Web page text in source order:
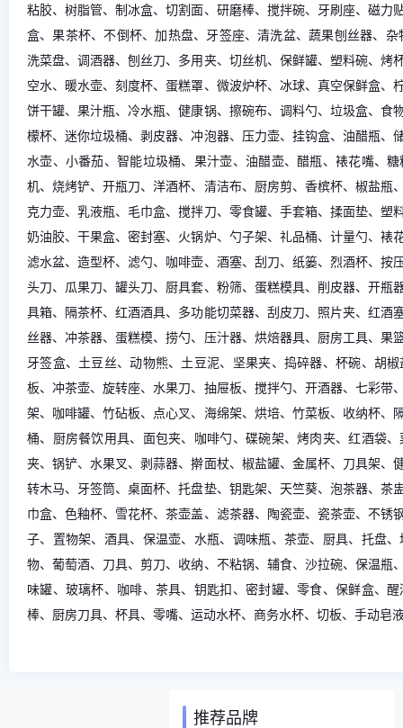
粘胶、树脂管、制冰盒、切割面、研磨棒、搅拌碗、牙刷座、磁
盒、果茶杯、不倒杯、加热盘、牙签座、清洗盆、蔬果刨丝器、
洗菜盘、调酒器、刨丝刀、多用夹、切丝机、保鲜罐、塑料碗、
空水、暖水壶、刻度杯、蛋糕罩、微波炉杯、冰球、真空保鲜盒
饼干罐、果汁瓶、冷水瓶、健康锅、擦碗布、调料勺、垃圾盒、
檬杯、迷你垃圾桶、剥皮器、冲泡器、压力壶、挂钩盒、油醋瓶
水壶、小番茄、智能垃圾桶、果汁壶、油醋壶、醋瓶、裱花嘴、
机、烧烤铲、开瓶刀、洋酒杯、清洁布、厨房剪、香槟杯、椒盐
克力壶、乳液瓶、毛巾盒、搅拌刀、零食罐、手套箱、揉面垫、
奶油胶、干果盒、密封塞、火锅炉、勺子架、礼品桶、计量勺、
滤水盆、造型杯、滤勺、咖啡壶、酒塞、刮刀、纸篓、烈酒杯、
头刀、瓜果刀、罐头刀、厨具套、粉筛、蛋糕模具、削皮器、开
具箱、隔茶杯、红酒酒具、多功能切菜器、刮皮刀、照片夹、红
丝器、冲茶器、蛋糕模、捞勺、压汁器、烘焙器具、厨房工具、
牙签盒、土豆丝、动物熊、土豆泥、坚果夹、捣碎器、杯碗、胡
板、冲茶壶、旋转座、水果刀、抽屉板、搅拌勺、开酒器、七彩
架、咖啡罐、竹砧板、点心叉、海绵架、烘培、竹菜板、收纳杯
桶、厨房餐饮用具、面包夹、咖啡勺、碟碗架、烤肉夹、红酒袋
夹、锅铲、水果叉、剥蒜器、擀面杖、椒盐罐、金属杯、刀具架
转木马、牙签筒、桌面杯、托盘垫、钥匙架、天竺葵、泡茶器、
巾盒、色釉杯、雪花杯、茶壶盖、滤茶器、陶瓷壶、瓷茶壶、不
子、置物架、酒具、保温壶、水瓶、调味瓶、茶壶、厨具、托盘
物、葡萄酒、刀具、剪刀、收纳、不粘锅、辅食、沙拉碗、保温
味罐、玻璃杯、咖啡、茶具、钥匙扣、密封罐、零食、保鲜盒、
棒、厨房刀具、杯具、零嘴、运动水杯、商务水杯、切板、手动皂
推荐品牌